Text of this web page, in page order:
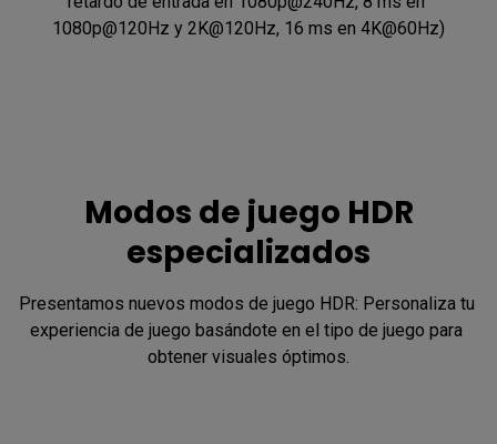
1080p@120Hz y 2K@120Hz, 16 ms en 4K@60Hz)
Modos de juego HDR
especializados
Presentamos nuevos modos de juego HDR: Personaliza tu
experiencia de juego basándote en el tipo de juego para
obtener visuales óptimos.